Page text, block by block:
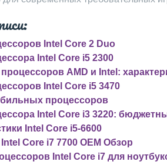
Intel Core 2 Duo
Intel Core i5 2300
AMD и Intel:
Intel Core i5 3470
процессоров
Intel Core i3 3220:
Intel Core i5-6600
Core i7 7700 OEM Обзор
Intel Core i7 для